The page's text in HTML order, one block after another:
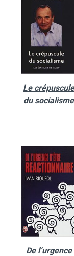
Le
du socialisme
De l’urgence